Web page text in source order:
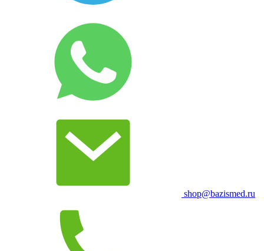
shop@bazismed.ru